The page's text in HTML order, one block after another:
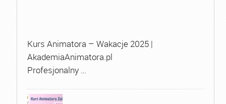
Kurs Animatora – Wakacje 2025 |
AkademiaAnimatora.pl
Profesjonalny …